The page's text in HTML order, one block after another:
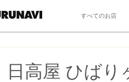
すべてのお店
日高屋 ひばり